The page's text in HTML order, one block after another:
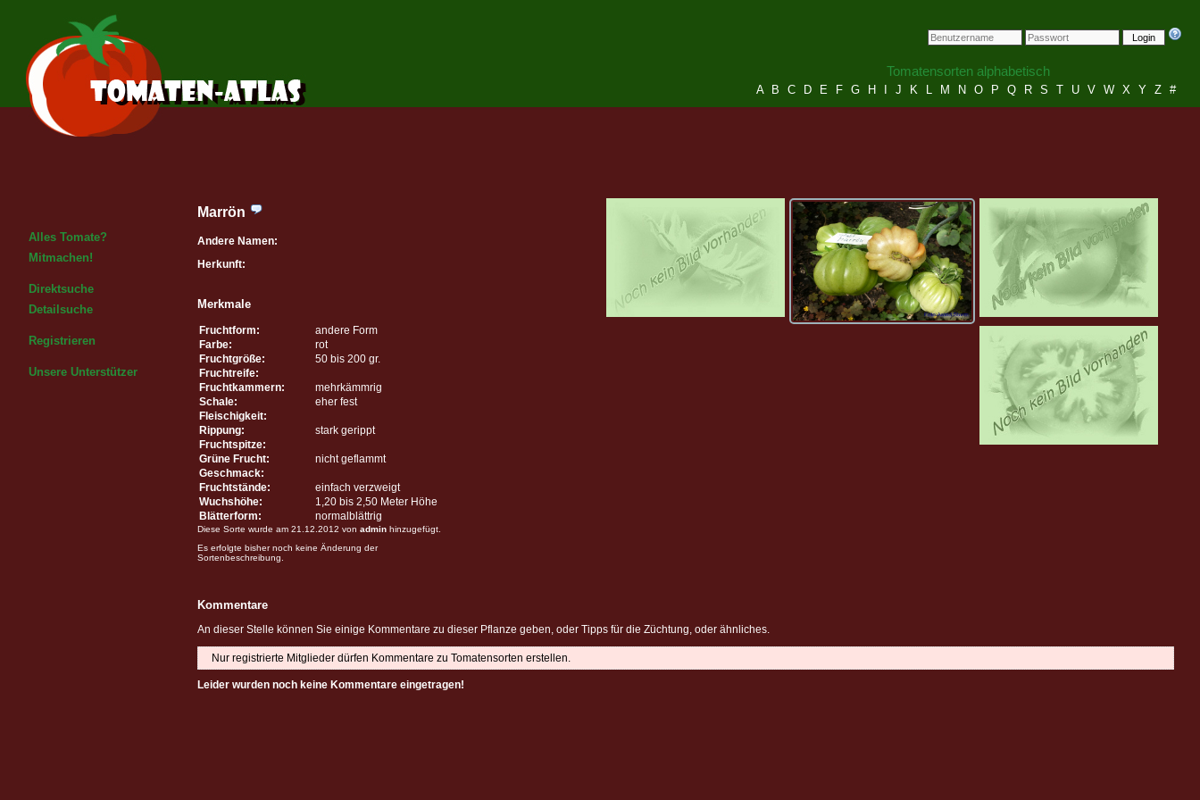
Login
Tomatensorten alphabetisch
A B C D E F G H J K L M N O P Q R S T U V W X Y Z #
Alles Tomate?
Mitmachen!
Direktsuche
Detailsuche
Registrieren
Unsere Unterstützer
Marrön
Andere Namen:
Herkunft:
Merkmale
Fruchtform:
andere Form
Farbe:
rot
Fruchtgröße:
50 bis 200 gr.
Fruchtreife:
Fruchtkammern:
mehrkämmrig
Schale:
eher fest
Fleischigkeit:
Rippung:
stark gerippt
Fruchtspitze:
Grüne Frucht:
nicht geflammt
Geschmack:
Fruchtstände:
einfach verzweigt
Wuchshöhe:
1,20 bis 2,50 Meter Höhe
Blätterform:
normalblättrig
Diese Sorte wurde am 21.12.2012 von admin hinzugefügt.
Es erfolgte bisher noch keine Änderung der
Sortenbeschreibung.
Kommentare
An dieser Stelle können Sie einige Kommentare zu dieser Pflanze geben, oder Tipps für die Züchtung, oder ähnliches.
Nur registrierte Mitglieder dürfen Kommentare zu Tomatensorten erstellen.
Leider wurden noch keine Kommentare eingetragen!